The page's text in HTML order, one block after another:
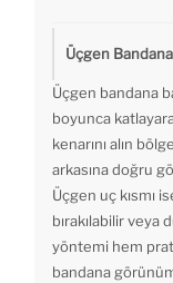
Üçgen Bandana
Üçgen bandana
boyunca
kenarını alın
arkasına doğru
Üçgen uç kısmı
bırakılabilir veya
yöntemi hem
bandana